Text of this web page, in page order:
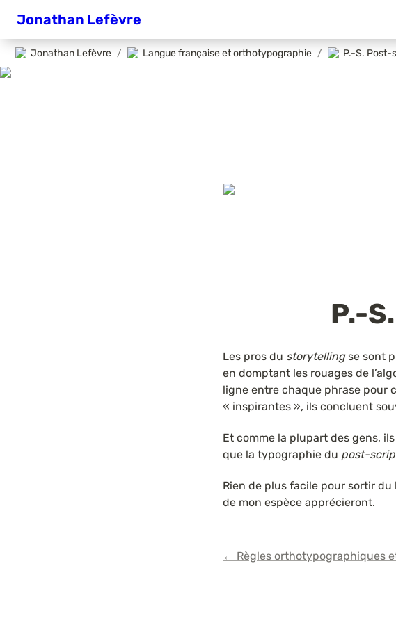
Jonathan Lefèvre
Jonathan Lefèvre / Langue française et orthotypographie / P.-S. Post-
P.-
Les pros du storytelling se sont
en domptant les rouages de
ligne entre chaque phrase pour
« inspirantes », ils concluent
Et comme la plupart des gens,
que la typographie du post-
Rien de plus facile pour sortir
de mon espèce apprécieront.
← Règles orthotypographiques